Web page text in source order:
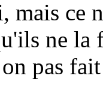
mais ce
ne la
pas